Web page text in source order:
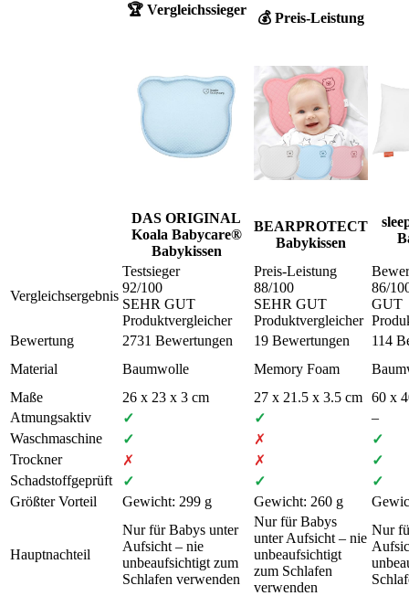
🏆 Vergleichssieger
DAS ORIGINAL
Koala Babycare®
Babykissen
💰 Preis-Leistung
BEARPROTECT
Babykissen
Vergleichsergebnis
Testsieger
92/100
SEHR GUT
Produktvergleicher
Preis-Leistung
88/100
SEHR GUT
Produktvergleicher
86/
GUT
Bewertung
2731 Bewertungen 19 Bewertungen
114
Material
Baumwolle Memory Foam
Maße
26 x 23 x 3 cm 27 x 21.5 x 3.5 cm 60 x
Atmungsaktiv
✓ ✓
–
Waschmaschine
✓ ✗
✓
Trockner
✗ ✗
✓
Schadstoffgeprüft
✓ ✓
✓
Größter Vorteil
Gewicht: 299 g Gewicht: 260 g
Hauptnachteil
Nur für Babys unter
Aufsicht – nie
unbeaufsichtigt zum
Schlafen verwenden
Nur für Babys
unter Aufsicht – nie
unbeaufsichtigt
zum Schlafen
verwenden
Nur